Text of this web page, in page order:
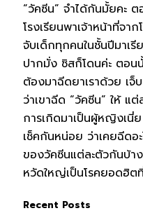
“วัคซีน” จำได้กันมั้ยคะ
โรงเรียนพาเจ้าหน้าที่จ
จับเด็กทุกคนในชั้นปีมาเ
ปากมั่ง ซิสก็โดนค่ะ ตอน
ต้องมาฉีดยาเราด้วย เจ็
ว่าเขาฉีด “วัคซีน” ให้ แ
การเกิดมาเป็นผู้หญิงเนี่ย
เช็คกันหน่อย ว่าเคยฉีดอ
ของวัคซีนแต่ละตัวกันบ้า
หวัดใหญ่เป็นโรคยอดฮิต
Recent Posts